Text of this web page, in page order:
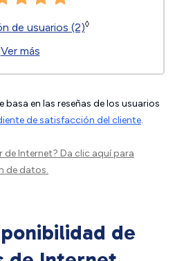
de usuarios (2)◊
Ver más
basa en las reseñas de los usuarios
de satisfacción del cliente.
de Internet? Da clic aquípara
de datos.
de